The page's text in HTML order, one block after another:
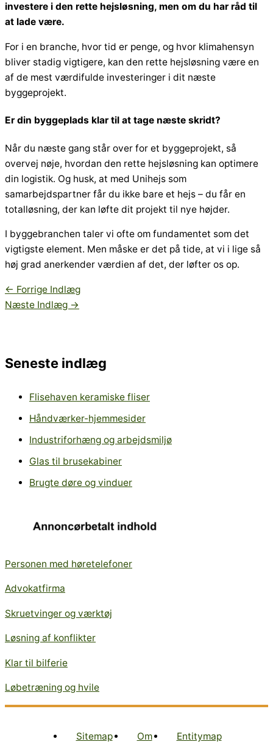
investere i den rette hejsløsning, men om du har råd til
at lade være.
For i en branche, hvor tid er penge, og hvor klimahensyn
bliver stadig vigtigere, kan den rette hejsløsning være en
af de mest værdifulde investeringer i dit næste
byggeprojekt.
Er din byggeplads klar til at tage næste skridt?
Når du næste gang står over for et byggeprojekt, så
overvej nøje, hvordan den rette hejsløsning kan optimere
din logistik. Og husk, at med Unihejs som
samarbejdspartner får du ikke bare et hejs – du får en
totalløsning, der kan løfte dit projekt til nye højder.
I byggebranchen taler vi ofte om fundamentet som det
vigtigste element. Men måske er det på tide, at vi i lige så
høj grad anerkender værdien af det, der løfter os op.
← Forrige Indlæg
Næste Indlæg →
Seneste indlæg
Flisehaven keramiske fliser
Håndværker-hjemmesider
Industriforhæng og arbejdsmiljø
Glas til brusekabiner
Brugte døre og vinduer
Personen med høretelefoner
Advokatfirma
Skruetvinger og værktøj
Løsning af konflikter
Klar til bilferie
Løbetræning og hvile
Sitemap Om Entitymap